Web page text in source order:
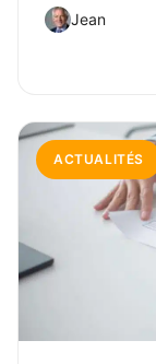
Jean
ACTUALITÉS